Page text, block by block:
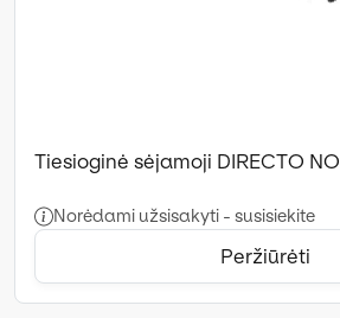
Tiesioginė sėjamoji DIRECTO NO
Norėdami užsisakyti - susisiekite
Peržiūrėti